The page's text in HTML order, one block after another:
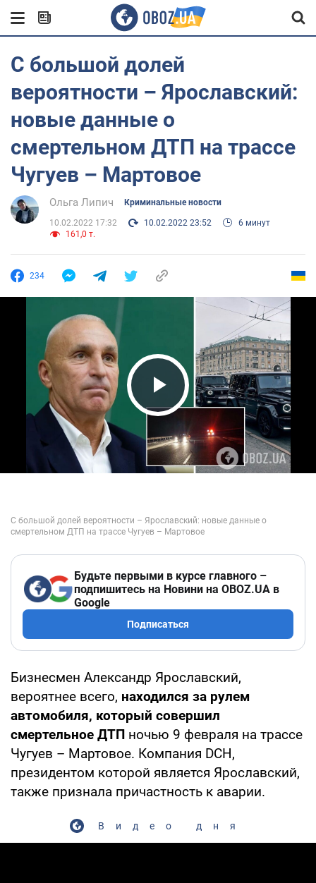
С большой долей
вероятности – Ярославский:
новые данные о
смертельном ДТП на трассе
Чугуев – Мартовое
Ольга Липич Криминальные новости
10.02.2022 17:32 10.02.2022 23:52
6 минут
161,0 т.
234
Play Video
Будьте первыми в курсе главного –
подпишитесь на Новини на OBOZ.UA в
Google
Подписаться
Бизнесмен Александр Ярославский,
вероятнее всего, находился за рулем
автомобиля, который совершил
смертельное ДТП ночью 9 февраля на трассе
Чугуев – Мартовое. Компания DCH,
президентом которой является Ярославский,
также признала причастность к аварии.
Видео дня